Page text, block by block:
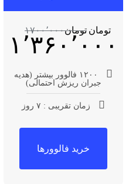
تومان۱۷۰۰٬۰۰۰ تومان
۱٬۳۶۰٬۰۰۰
۱۲۰۰ فالوور بیشتر (هدیه
جبران ریزش احتمالی)
زمان تقریبی : ۷ روز
خرید فالوورها